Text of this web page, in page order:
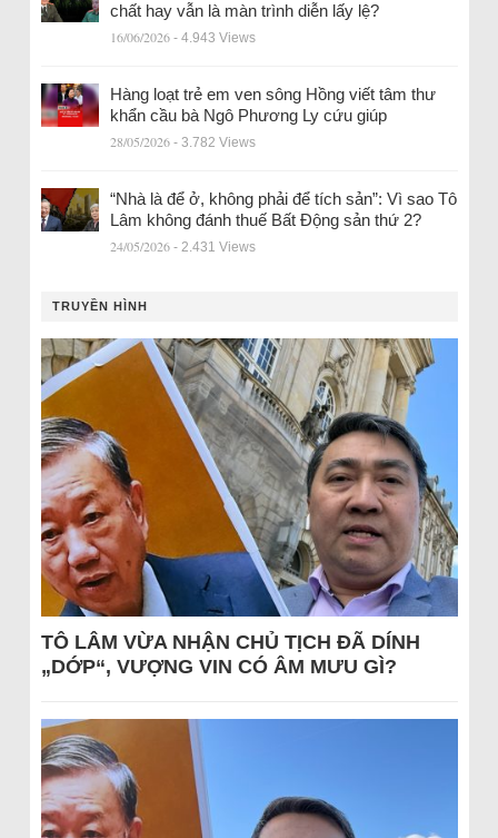
chất hay vẫn là màn trình diễn lấy lệ?
16/06/2026 - 4.943 Views
Hàng loạt trẻ em ven sông Hồng viết tâm thư
khẩn cầu bà Ngô Phương Ly cứu giúp
28/05/2026 - 3.782 Views
“Nhà là để ở, không phải để tích sản”: Vì sao Tô
Lâm không đánh thuế Bất Động sản thứ 2?
24/05/2026 - 2.431 Views
TRUYỀN HÌNH
TÔ LÂM VỪA NHẬN CHỦ TỊCH ĐÃ DÍNH
„DỚP“, VƯỢNG VIN CÓ ÂM MƯU GÌ?